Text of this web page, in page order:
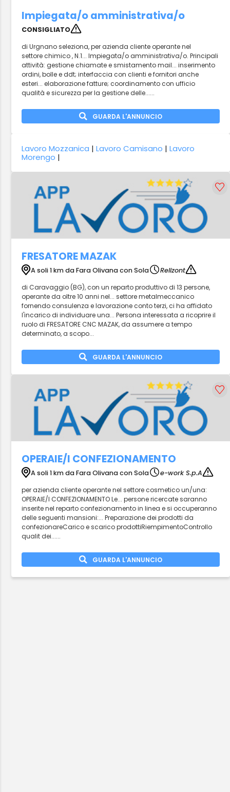
Impiegata/o amministrativa/o
CONSIGLIATO
di Urgnano seleziona, per azienda cliente operante nel
settore chimico , N.1... Impiegata/o amministrativa/o. Principali
attività: gestione chiamate e smistamento mail... inserimento
ordini, bolle e ddt; interfaccia con clienti e fornitori anche
esteri... elaborazione fatture; coordinamento con ufficio
qualità e sicurezza per la gestione delle......
GUARDA L'ANNUNCIO
Lavoro Mozzanica |Lavoro Camisano |Lavoro
Morengo |
FRESATORE MAZAK
A soli 1 km da Fara Olivana con Sola
Relizont
di Caravaggio (BG), con un reparto produttivo di 13 persone,
operante da oltre 10 anni nel... settore metalmeccanico
fornendo consulenza e lavorazione conto terzi, ci ha affidato
l'incarico di individuare una... Persona interessata a ricoprire il
ruolo di FRESATORE CNC MAZAK, da assumere a tempo
determinato, a scopo...
GUARDA L'ANNUNCIO
OPERAIE/I CONFEZIONAMENTO
A soli 1 km da Fara Olivana con Sola
e-work S.p.A
per azienda cliente operante nel settore cosmetico un/una:
OPERAIE/I CONFEZIONAMENTO Le... persone ricercate saranno
inserite nel reparto confezionamento in linea e si occuperanno
delle seguenti mansioni:... Preparazione dei prodotti da
confezionareCarico e scarico prodottiRiempimentoControllo
qualit dei......
GUARDA L'ANNUNCIO